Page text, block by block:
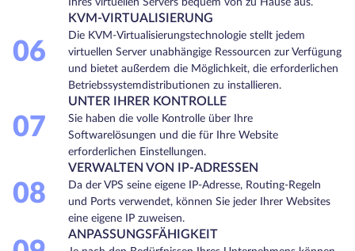
06
KVM-VIRTUALISIERUNG
Die KVM-Virtualisierungstechnologie stellt jedem
virtuellen Server unabhängige Ressourcen zur Verfügung
und bietet außerdem die Möglichkeit, die erforderlichen
Betriebssystemdistributionen zu installieren.
07
UNTER IHRER KONTROLLE
Sie haben die volle Kontrolle über Ihre
Softwarelösungen und die für Ihre Website
erforderlichen Einstellungen.
08
VERWALTEN VON IP-ADRESSEN
Da der VPS seine eigene IP-Adresse, Routing-Regeln
und Ports verwendet, können Sie jeder Ihrer Websites
eine eigene IP zuweisen.
ANPASSUNGSFÄHIGKEIT